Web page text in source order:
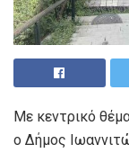
Με κεντρικό
ο Δήμος